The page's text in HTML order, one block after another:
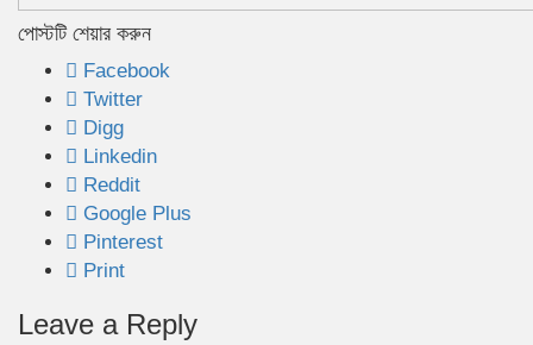
পোস্টটি শেয়ার করুন
Facebook
Twitter
Digg
Linkedin
Reddit
Google Plus
Pinterest
Print
Leave a Reply